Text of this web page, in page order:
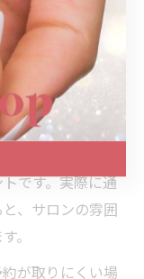
では、徒歩数分
、通勤や仕事帰
カラーやオフィ
を選ぶと安心で
料・フィルイン
です。実際に通
、サロンの雰囲
。
が取りにくい場